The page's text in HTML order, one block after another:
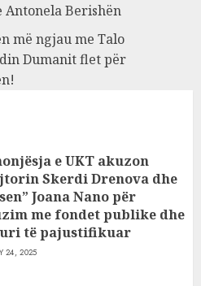
Berishën
më ngjau me Talo
Dumanit flet për
e UKT akuzon
Skerdi Drenova dhe
Joana Nano për
me fondet publike dhe
të pajustifikuar
24, 2025